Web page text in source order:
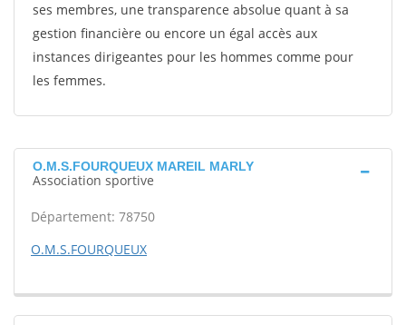
ses membres, une transparence absolue quant à sa
gestion financière ou encore un égal accès aux
instances dirigeantes pour les hommes comme pour
les femmes.
O.M.S.FOURQUEUX MAREIL MARLY
Association sportive
Département: 78750
O.M.S.FOURQUEUX